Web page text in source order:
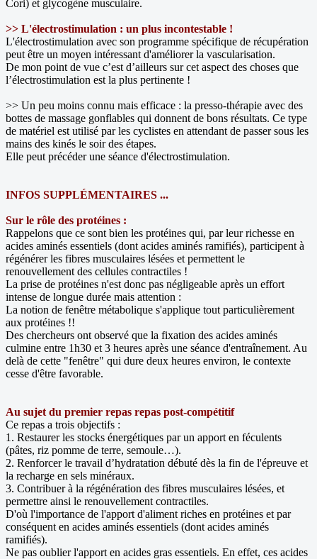
Cori) et glycogène musculaire.
>> L'électrostimulation : un plus incontestable !
L'électrostimulation avec son programme spécifique de récupération
peut être un moyen intéressant d'améliorer la vascularisation.
De mon point de vue c’est d’ailleurs sur cet aspect des choses que
l’électrostimulation est la plus pertinente !
>> Un peu moins connu mais efficace : la presso-thérapie avec des
bottes de massage gonflables qui donnent de bons résultats. Ce type
de matériel est utilisé par les cyclistes en attendant de passer sous les
mains des kinés le soir des étapes.
Elle peut précéder une séance d'électrostimulation.
INFOS SUPPLÉMENTAIRES ...
Sur le rôle des protéines :
Rappelons que ce sont bien les protéines qui, par leur richesse en
acides aminés essentiels (dont acides aminés ramifiés), participent à
régénérer les fibres musculaires lésées et permettent le
renouvellement des cellules contractiles !
La prise de protéines n'est donc pas négligeable après un effort
intense de longue durée mais attention :
La notion de fenêtre métabolique s'applique tout particulièrement
aux protéines !!
Des chercheurs ont observé que la fixation des acides aminés
culmine entre 1h30 et 3 heures après une séance d'entraînement. Au
delà de cette "fenêtre" qui dure deux heures environ, le contexte
cesse d'être favorable.
Au sujet du premier repas repas post-compétitif
Ce repas a trois objectifs :
1. Restaurer les stocks énergétiques par un apport en féculents
(pâtes, riz pomme de terre, semoule…).
2. Renforcer le travail d’hydratation débuté dès la fin de l'épreuve et
la recharge en sels minéraux.
3. Contribuer à la régénération des fibres musculaires lésées, et
permettre ainsi le renouvellement contractiles.
D'où l'importance de l'apport d'aliment riches en protéines et par
conséquent en acides aminés essentiels (dont acides aminés
ramifiés).
Ne pas oublier l'apport en acides gras essentiels. En effet, ces acides